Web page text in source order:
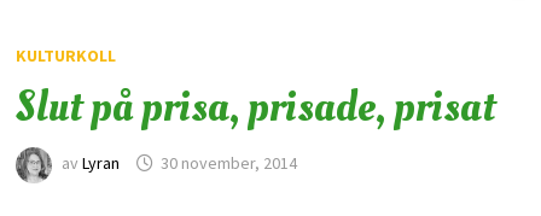
KULTURKOLL
Slut på prisa, prisade, prisat
av Lyran 30 november, 2014